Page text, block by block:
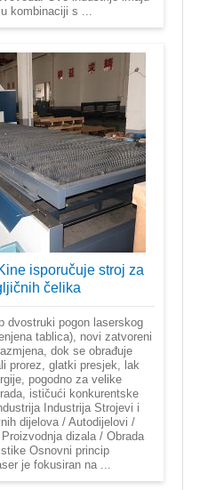
kombinaciji s ...
isporučuje stroj za
čelika
dvostruki pogon laserskog
tablica), novi zatvoreni
dok se obrađuje
prorez, glatki presjek, lak
pogodno za velike
ističući konkurentske
Industrija Strojevi i
dijelova / Autodijelovi /
dizala / Obrada
Osnovni princip
je fokusiran na ...